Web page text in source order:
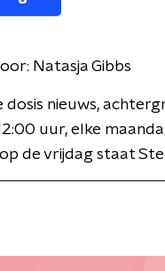
Natasja Gibbs
dosis nieuws,
uur, elke
op de vrijdag staat